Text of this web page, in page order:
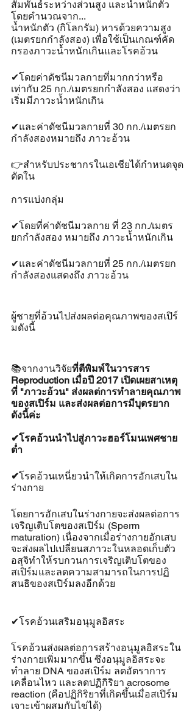
สัมพันธ์ระหว่างส่วนสูง และน้ำหนักตัว
โดยคำนวณจาก...
น้ำหนักตัว (กิโลกรัม) หารด้วยความสูง
(เมตรยกกำลังสอง) เพื่อใช้เป็นเกณฑ์คัด
กรองภาวะน้ำหนักเกินและโรคอ้วน
✔โดยค่าดัชนีมวลกายที่มากกว่าหรือ
เท่ากับ 25 กก./เมตรยกกำลังสอง แสดงว่า
เริ่มมีภาวะน้ำหนักเกิน
✔และค่าดัชนีมวลกายที่ 30 กก./เมตรยก
กำลังสองหมายถึง ภาวะอ้วน
👉สำหรับประชากรในเอเชียได้กำหนดจุด
ตัดใน
การแบ่งกลุ่ม
✔โดยที่ค่าดัชนีมวลกาย ที่ 23 กก./เมตร
ยกกำลังสอง หมายถึง ภาวะน้ำหนักเกิน
✔และค่าดัชนีมวลกายที่ 25 กก./เมตรยก
กำลังสองแสดงถึง ภาวะอ้วน
ผู้ชายที่อ้วนไปส่งผลต่อคุณภาพของสเปิร์
มดังนี้
📚จากงานวิจัยที่ตีพิมพ์ในวารสาร
Reproduction เมื่อปี 2017 เปิดเผยสาเหตุ
ที่ "ภาวะอ้วน" ส่งผลต่การทำลายคุณภาพ
ของสเปิร์ม และส่งผลต่อการมีบุตรยาก
ดังนี้ค่ะ
✔โรคอ้วนนำไปสู่ภาวะฮอร์โมนเพศชาย
ต่ำ
✔โรคอ้วนเหนี่ยวนำให้เกิดการอักเสบใน
ร่างกาย
โดยการอักเสบในร่างกายจะส่งผลต่อการ
เจริญเติบโตของสเปิร์ม (Sperm
maturation) เนื่องจากเมื่อร่างกายอักเสบ
จะส่งผลไปเปลี่ยนสภาวะในหลอดเก็บตัว
อสุจิทำให้รบกวนการเจริญเติบโตของ
สเปิร์มและลดความสามารถในการปฏิ
สนธิของสเปิร์มลงอีกด้วย
✔โรคอ้วนเสริมอนุมูลอิสระ
โรคอ้วนส่งผลต่อการสร้างอนุมูลอิสระใน
ร่างกายเพิ่มมากขึ้น ซึ่งอนุมูลอิสระจะ
ทำลาย DNA ของสเปิร์ม ลดอัตราการ
เคลื่อนไหว และลดปฏิกิริยา acrosome
reaction (คือปฏิกิริยาที่เกิดขึ้นเมื่อสเปิร์ม
เจาะเข้าผสมกับไข่ได้)